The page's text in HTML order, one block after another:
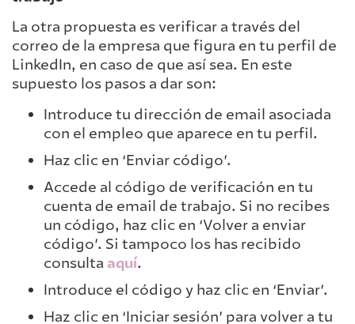
La otra propuesta es verificar a través del
correo de la empresa que figura en tu perfil de
LinkedIn, en caso de que así sea. En este
supuesto los pasos a dar son:
Introduce tu dirección de email asociada
con el empleo que aparece en tu perfil.
Haz clic en ‘Enviar código’.
Accede al código de verificación en tu
cuenta de email de trabajo. Si no recibes
un código, haz clic en ‘Volver a enviar
código’. Si tampoco los has recibido
consulta aquí.
Introduce el código y haz clic en ‘Enviar’.
Haz clic en ‘Iniciar sesión’ para volver a tu